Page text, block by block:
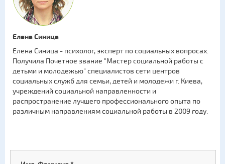
Елена Синица
Елена Синица - психолог, эксперт по социальных вопросах.
Получила Почетное звание "Мастер социальной работы с
детьми и молодежью" специалистов сети центров
социальных служб для семьи, детей и молодежи г. Киева,
учреждений социальной направленности и
распространение лучшего профессионального опыта по
различным направлениям социальной работы в 2009 году.